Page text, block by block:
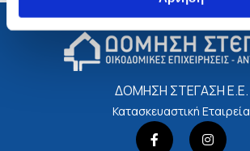
ΔΟΜΗΣΗ ΣΤΕΓΑΣΗ Ε.Ε.
Κατασκευαστική Εταιρεία